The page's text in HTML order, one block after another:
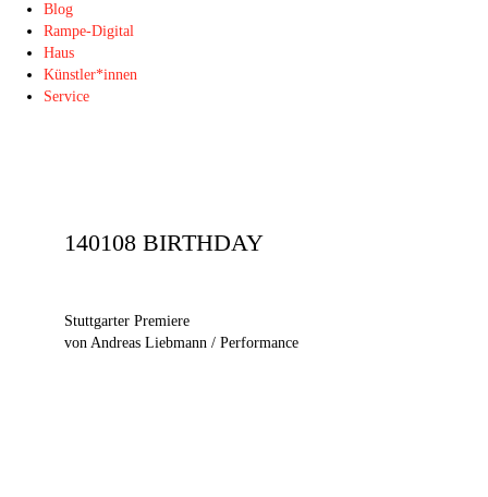
Blog
Rampe-Digital
Haus
Künstler*innen
Service
140108 BIRTHDAY
Stuttgarter Premiere
von Andreas Liebmann / Performance